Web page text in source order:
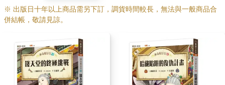
※ 出版日十年以上商品需另下訂，調貨時間較長，無法與一般商品合
併結帳，敬請見諒。